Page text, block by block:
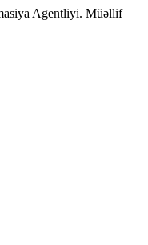
Agentliyi. Müəllif